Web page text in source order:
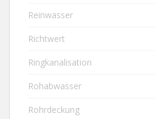
Reinwasser
Richtwert
Ringkanalisation
Rohabwasser
Rohrdeckung